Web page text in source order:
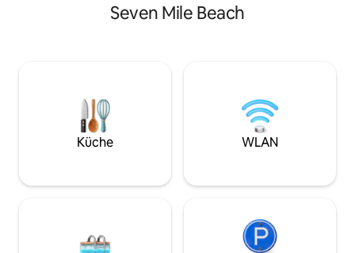
Beach direkt vor deiner Haustür entlang.
Momente. Wir hoffen, dass du Beach
Love at Calypso genauso lieben wirst wie
Supermarkt, von
und der
Kaffeemaschine,
und Maske sowie
Seven Mile Beach
Küche WLAN